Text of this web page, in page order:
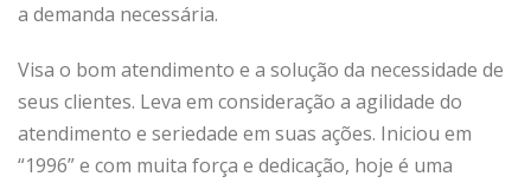
a demanda necessária.
Visa o bom atendimento e a solução da necessidade de
seus clientes. Leva em consideração a agilidade do
atendimento e seriedade em suas ações. Iniciou em
“1996” e com muita força e dedicação, hoje é uma